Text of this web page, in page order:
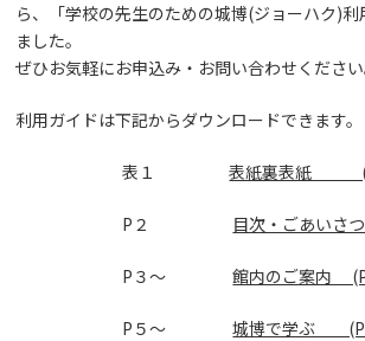
ら、「学校の先生のための城博(ジョーハク)
ました。
ぜひお気軽にお申込み・お問い合わせください
利用ガイドは下記からダウンロードできます。
表１表紙裏表紙
P２ 目次・ごあいさ
P３～館内のご案内
P５～城博で学ぶ